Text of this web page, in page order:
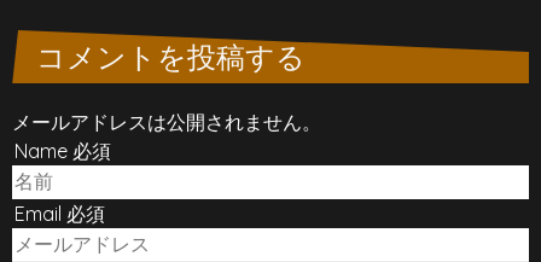
コメントを投稿する
メールアドレスは公開されません。
Name 必須
Email 必須